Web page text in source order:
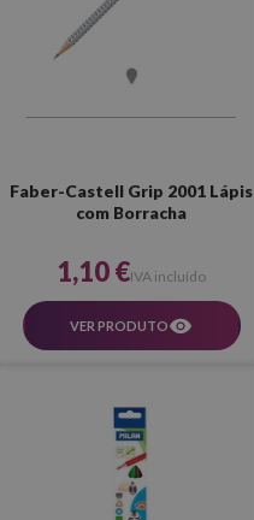
Faber-Castell Grip 2001 Lápis
com Borracha
1,10 €IVA incluído
VER PRODUTO